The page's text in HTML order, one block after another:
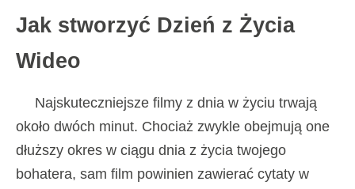
Jak stworzyć Dzień z Życia
Wideo
Najskuteczniejsze filmy z dnia w życiu trwają
około dwóch minut. Chociaż zwykle obejmują one
dłuższy okres w ciągu dnia z życia twojego
bohatera, sam film powinien zawierać cytaty w